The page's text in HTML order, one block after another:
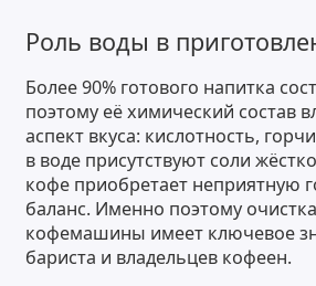
Роль воды в
Более 90% готового напитка
поэтому её химический состав
аспект вкуса: кислотность,
в воде присутствуют соли
кофе приобретает неприятную
баланс. Именно поэтому
кофемашины имеет ключевое
бариста и владельцев кофеен.